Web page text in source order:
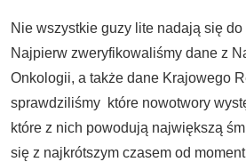
Nie wszystkie guzy lite nadają się do
Najpierw zweryfikowaliśmy dane z
Onkologii, a także dane Krajowego
sprawdziliśmy które nowotwory
które z nich powodują największą
się z najkrótszym czasem od